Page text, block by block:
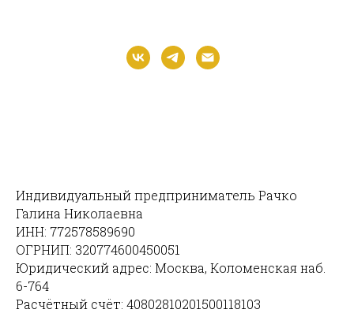
Индивидуальный предприниматель Рачко
Галина Николаевна
ИНН: 772578589690
ОГРНИП: 320774600450051
Юридический адрес: Москва, Коломенская наб.
6-764
Расчётный счёт: 40802810201500118103